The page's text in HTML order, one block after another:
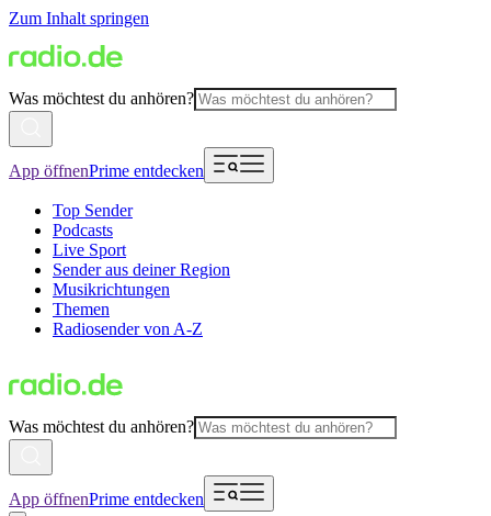
Zum Inhalt springen
Was möchtest du anhören?
App öffnenPrime entdecken
Top Sender
Podcasts
Live Sport
Sender aus deiner Region
Musikrichtungen
Themen
Radiosender von A-Z
Was möchtest du anhören?
App öffnenPrime entdecken